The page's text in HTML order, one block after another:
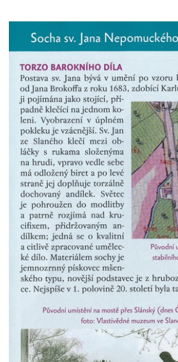
dominikánů v Českých Budějovicích
Socha svatého Dominika na nádvoří
Budějovicích
Sousoší Kalvárie před klášterem
dominikánů u Piaristického náměstí v
Českých Budějovicích
Socha svatého Václava u pramene v
Semilech
Pamětní deska Tomáše Garrigue Masaryka
na radnici v Českých Budějovicích
Pamětní deska na biskupské rezidenci v
Českých Budějovicích
Pamětní deska Josefa Hloucha na
biskupské rezidenci v Českých
Budějovicích
Socha žáby u rybníčku na Náměstí v
Kamenném Újezdě
Pamětní kámen družebních obcí Kamenný
Újezd a Krauchthal v parku na Náměstí v
Kamenném Újezdě